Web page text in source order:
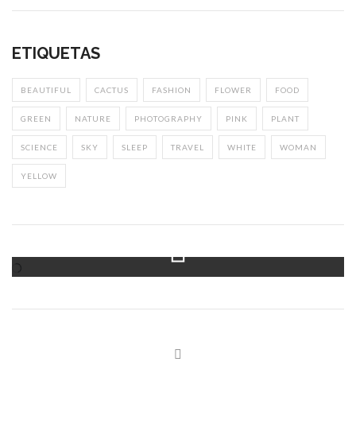
ETIQUETAS
BEAUTIFUL CACTUS FASHION FLOWER FOOD
GREEN NATURE PHOTOGRAPHY PINK PLANT
SCIENCE SKY SLEEP TRAVEL WHITE WOMAN
YELLOW
Instagram Feed